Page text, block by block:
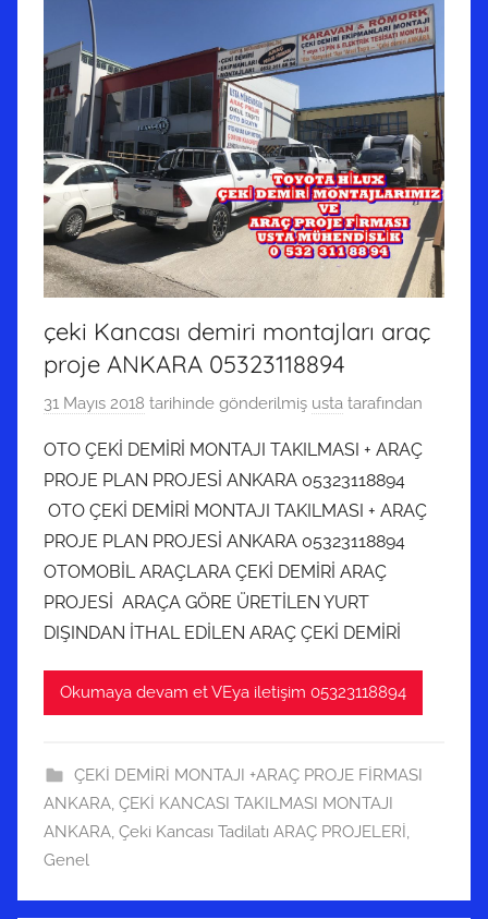
çeki Kancası demiri montajları araç
proje ANKARA 05323118894
31 Mayıs 2018 tarihinde gönderilmiş usta tarafından
OTO ÇEKİ DEMİRİ MONTAJI TAKILMASI + ARAÇ
PROJE PLAN PROJESİ ANKARA 05323118894
OTO ÇEKİ DEMİRİ MONTAJI TAKILMASI + ARAÇ
PROJE PLAN PROJESİ ANKARA 05323118894
OTOMOBİL ARAÇLARA ÇEKİ DEMİRİ ARAÇ
PROJESİ ARAÇA GÖRE ÜRETİLEN YURT
DIŞINDAN İTHAL EDİLEN ARAÇ ÇEKİ DEMİRİ
Okumaya devam et VEya iletişim 05323118894
ÇEKİ DEMİRİ MONTAJI +ARAÇ PROJE FİRMASI
ANKARA, ÇEKİ KANCASI TAKILMASI MONTAJI
ANKARA, Çeki Kancası Tadilatı ARAÇ PROJELERİ,
Genel